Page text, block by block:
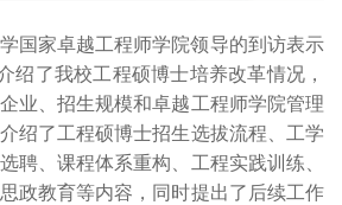
国家卓越工程师学院领导的到访表示
绍了我校工程硕博士培养改革情况，
业、招生规模和卓越工程师学院管理
绍了工程硕博士招生选拔流程、工学
聘、课程体系重构、工程实践训练、
政教育等内容，同时提出了后续工作